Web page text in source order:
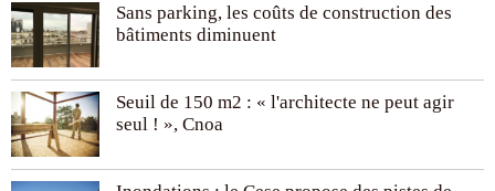
Sans parking, les coûts de construction des
bâtiments diminuent
Seuil de 150 m2 : « l'architecte ne peut agir
seul ! », Cnoa